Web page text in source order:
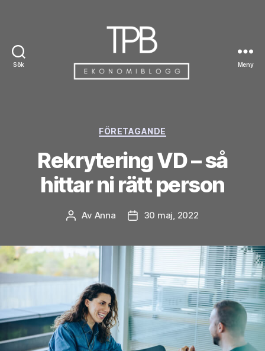
Sök Meny
Kategorier
FÖRETAGANDE
Rekrytering VD – så
hittar ni rätt person
Inläggsförfattare
Av Anna Inläggsdatum
30 maj, 2022